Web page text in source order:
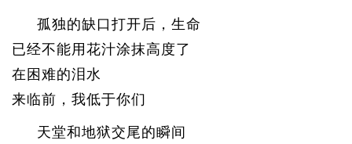
孤独的缺口打开后，生命
已经不能用花汁涂抹高度了
在困难的泪水
来临前，我低于你们
天堂和地狱交尾的瞬间